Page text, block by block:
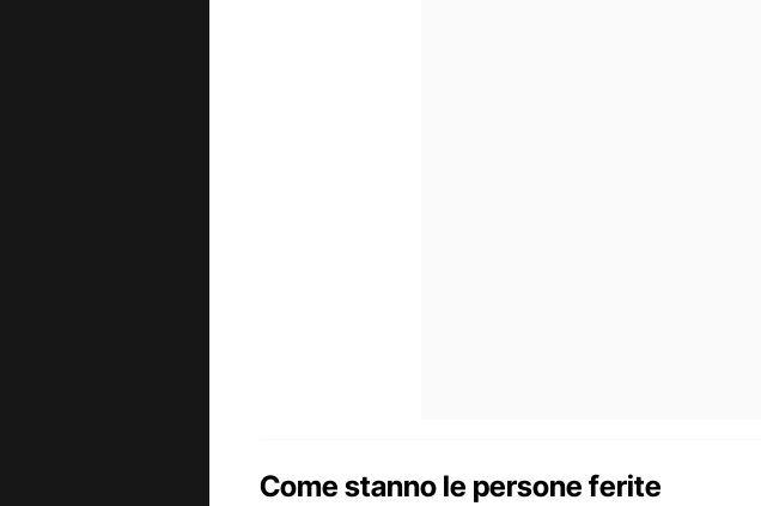
Come stanno le persone ferite